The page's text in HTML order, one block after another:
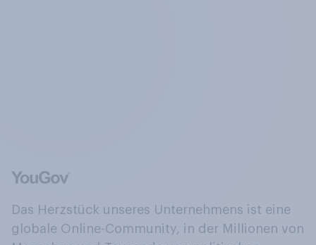
Das Herzstück unseres Unternehmens ist eine
globale Online-Community, in der Millionen von